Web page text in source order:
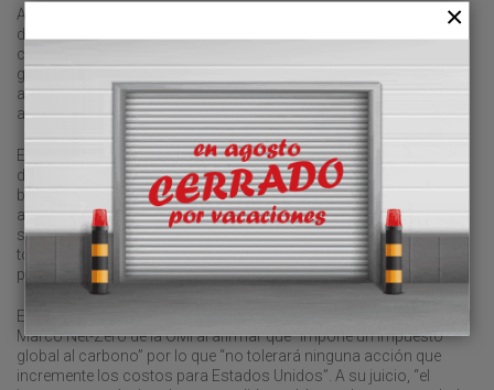
Así, el mecanismo de tarifas, que se proyecta aplicar a una parte
de las emisiones del transporte marítimo a partir de 2028, parte
con un precio inicial de 100 dólares/tonelada de CO2, y prevé
generar ingresos de entre 11.000 y 13.000 millones de dólares
anuales que se destinarán de forma equitativa y con especial
atención a los países y Estados insulares menos desarrollados.
El secretario general de la OMI, Arsenio Domínguez, instó a los
delegados, en la clausura del reciente encuentro en Londres, a
buscar el consenso. “Aprovechemos este momento para
aprender de él y regresemos preparados para negociar y dar los
siguientes pasos necesarios para alcanzar los objetivos que
todos acordaron en la estrategia de GEI de 2023. Hay
preocupaciones que debemos abordar, colaboremos”.
El presidente Trump encabezó el rechazo frontal a la adopción del
Marco Net-Zero de la OMI al afirmar que “impone un impuesto
global al carbono” por lo que “no tolerará ninguna acción que
incremente los costos para Estados Unidos”. A su juicio, “el